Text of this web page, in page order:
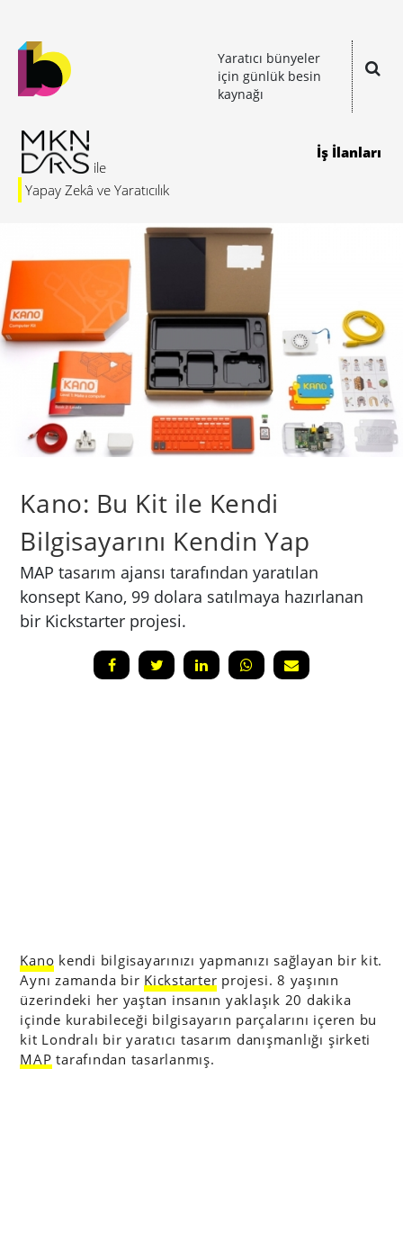
Yaratıcı bünyeler
için günlük besin
kaynağı
Yapay Zekâ ve Yaratıcılık
İş İlanları
Kano: Bu Kit ile Kendi
Bilgisayarını Kendin Yap
MAP tasarım ajansı tarafından yaratılan
konsept Kano, 99 dolara satılmaya hazırlanan
bir Kickstarter projesi.
Kano kendi bilgisayarınızı yapmanızı sağlayan bir kit.
Aynı zamanda bir Kickstarter projesi. 8 yaşının
üzerindeki her yaştan insanın yaklaşık 20 dakika
içinde kurabileceği bilgisayarın parçalarını içeren bu
kit Londralı bir yaratıcı tasarım danışmanlığı şirketi
MAP tarafından tasarlanmış.